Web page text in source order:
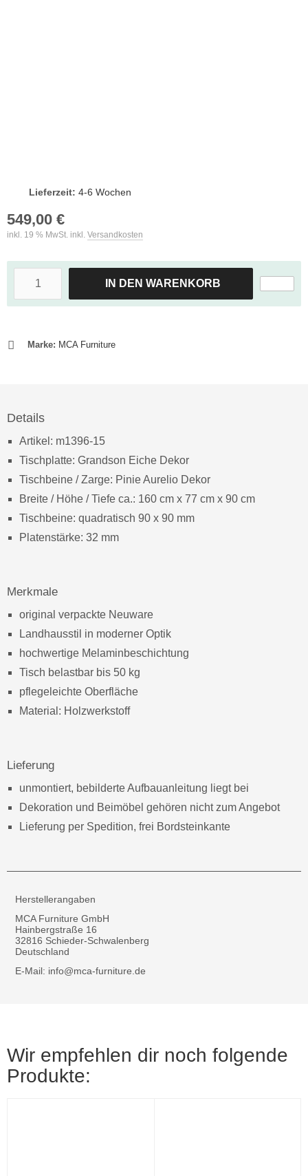
Lieferzeit: 4-6 Wochen
549,00 €
inkl. 19 % MwSt. inkl. Versandkosten
IN DEN WARENKORB
Marke: MCA Furniture
Details
Artikel: m1396-15
Tischplatte: Grandson Eiche Dekor
Tischbeine / Zarge: Pinie Aurelio Dekor
Breite / Höhe / Tiefe ca.: 160 cm x 77 cm x 90 cm
Tischbeine: quadratisch 90 x 90 mm
Platenstärke: 32 mm
Merkmale
original verpackte Neuware
Landhausstil in moderner Optik
hochwertige Melaminbeschichtung
Tisch belastbar bis 50 kg
pflegeleichte Oberfläche
Material: Holzwerkstoff
Lieferung
unmontiert, bebilderte Aufbauanleitung liegt bei
Dekoration und Beimöbel gehören nicht zum Angebot
Lieferung per Spedition, frei Bordsteinkante
Herstellerangaben
MCA Furniture GmbH
Hainbergstraße 16
32816 Schieder-Schwalenberg
Deutschland
E-Mail: info@mca-furniture.de
Wir empfehlen dir noch folgende
Produkte: